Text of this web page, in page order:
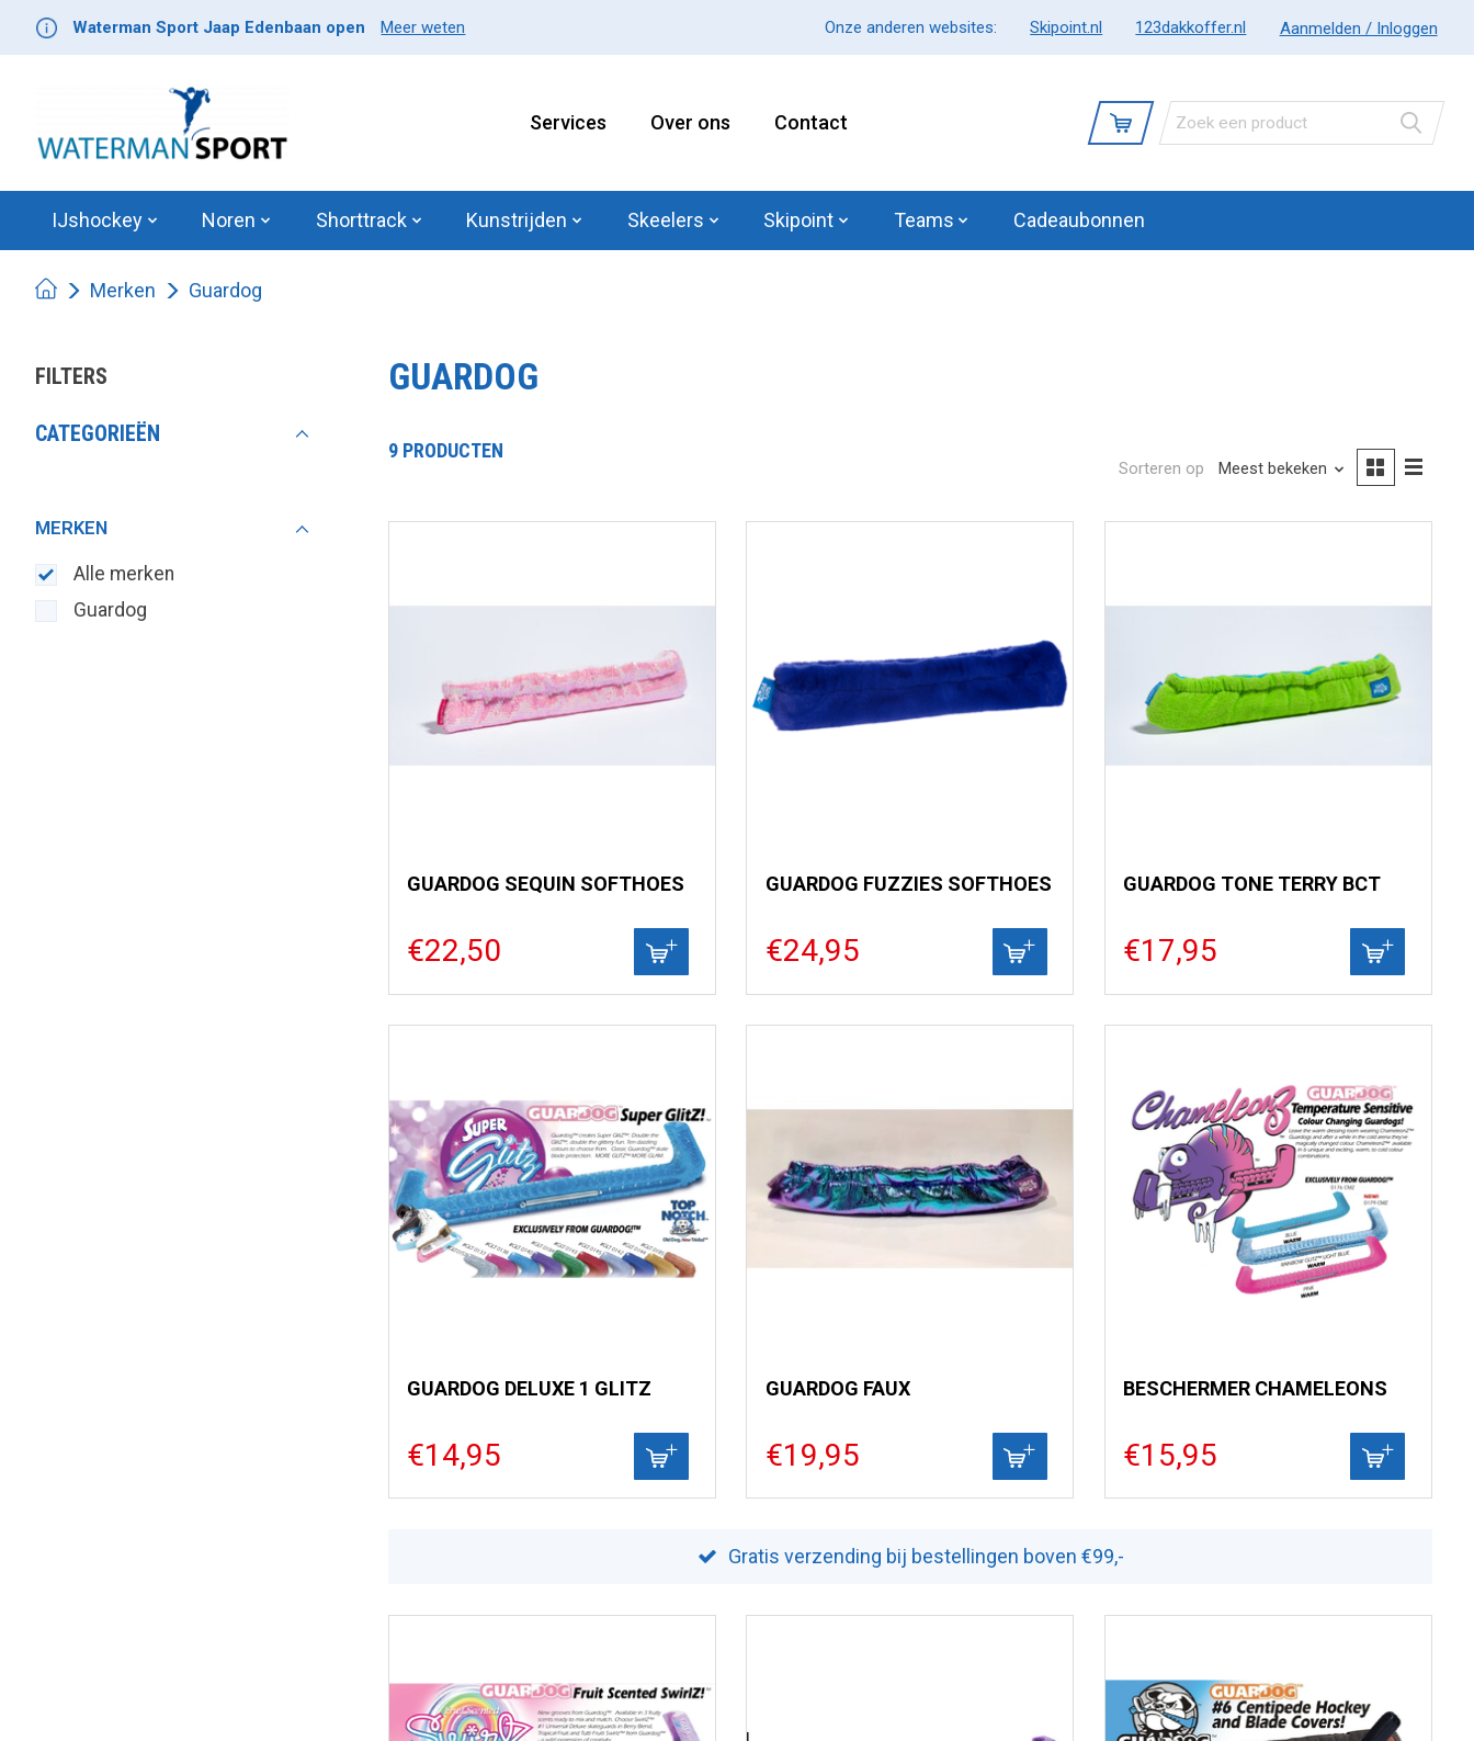
Waterman Sport Jaap Edenbaan open Meer weten Onze anderen websites: Skipoint.nl 123dakkoffer.nl Aanmelden / Inloggen
Services Over ons Contact
IJshockey Noren Shorttrack Kunstrijden Skeelers Skipoint Teams Cadeaubonnen
Merken Guardog
FILTERS
CATEGORIEËN
MERKEN
Alle merken
Guardog
GUARDOG
9 PRODUCTEN
Sorteren op Meest bekeken
GUARDOG SEQUIN SOFTHOES
€22,50
GUARDOG FUZZIES SOFTHOES
€24,95
GUARDOG TONE TERRY BCT
€17,95
GUARDOG DELUXE 1 GLITZ
€14,95
GUARDOG FAUX
€19,95
BESCHERMER CHAMELEONS
€15,95
Gratis verzending bij bestellingen boven €99,-